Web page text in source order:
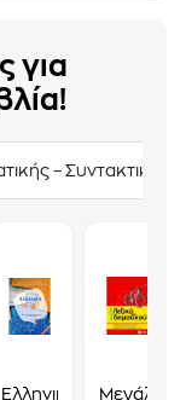
για
– Συντακτικού
Ελληνικά
Μεγάλο